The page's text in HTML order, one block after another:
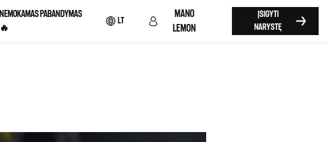
NEMOKAMAS PABANDYMAS
🔥
LT
MANO
LEMON
ĮSIGYTI
NARYSTĘ